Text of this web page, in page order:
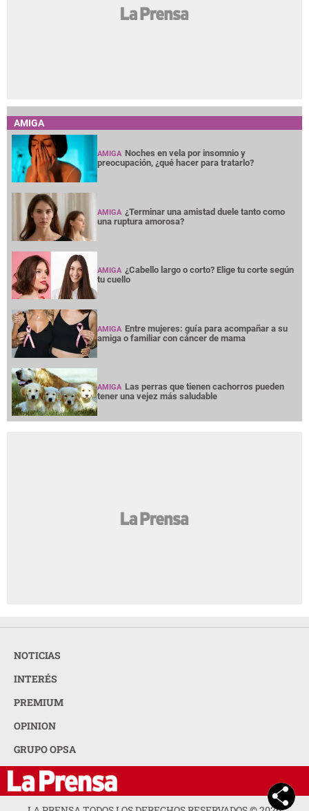
AMIGA
AMIGA Noches en vela por insomnio y
preocupación, ¿qué hacer para tratarlo?
AMIGA ¿Terminar una amistad duele tanto como
una ruptura amorosa?
AMIGA ¿Cabello largo o corto? Elige tu corte según
tu cuello
AMIGA Entre mujeres: guía para acompañar a su
amiga o familiar con cáncer de mama
AMIGA Las perras que tienen cachorros pueden
tener una vejez más saludable
NOTICIAS
INTERÉS
PREMIUM
OPINION
GRUPO OPSA